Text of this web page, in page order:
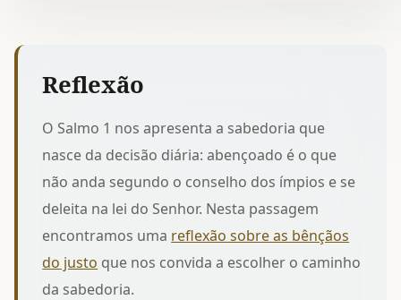
Reflexão
O Salmo 1 nos apresenta a sabedoria que
nasce da decisão diária: abençoado é o que
não anda segundo o conselho dos ímpios e se
deleita na lei do Senhor. Nesta passagem
encontramos uma reflexão sobre as bênçãos
do justo que nos convida a escolher o caminho
da sabedoria.